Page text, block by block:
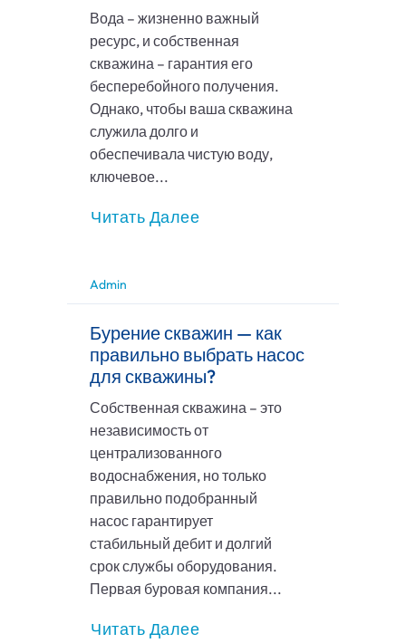
Вода – жизненно важный
ресурс, и собственная
скважина – гарантия его
бесперебойного получения.
Однако, чтобы ваша скважина
служила долго и
обеспечивала чистую воду,
ключевое...
Читать Далее
Admin
Бурение скважин — как
правильно выбрать насос
для скважины?
Собственная скважина – это
независимость от
централизованного
водоснабжения, но только
правильно подобранный
насос гарантирует
стабильный дебит и долгий
срок службы оборудования.
Первая буровая компания...
Читать Далее